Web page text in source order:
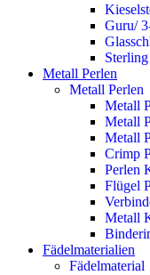
Guru/
Metall Perlen
Metall Perlen
Metall
Metall
Metall
Crimp
Perlen
Flügel
Metall
Fädelmaterialien
Fädelmaterial